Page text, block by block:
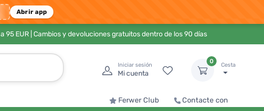
Abrir app
95 EUR| Cambios y devoluciones gratuitos dentro de los 90 días
Iniciar sesión
Mi cuenta
0
Cesta
Ferwer Club Contacte con